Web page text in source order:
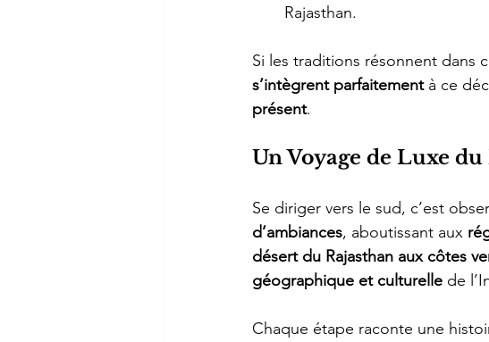
Rajasthan.
Si les traditions résonnent dans
s’intègrent parfaitement à ce
présent.
Un Voyage de Luxe
Se diriger vers le sud, c’est
d’ambiances, aboutissant aux
désert du Rajasthan aux côtes
géographique et culturelle de
Chaque étape raconte une